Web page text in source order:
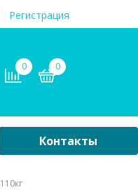
Регистрация
0 0
Контакты